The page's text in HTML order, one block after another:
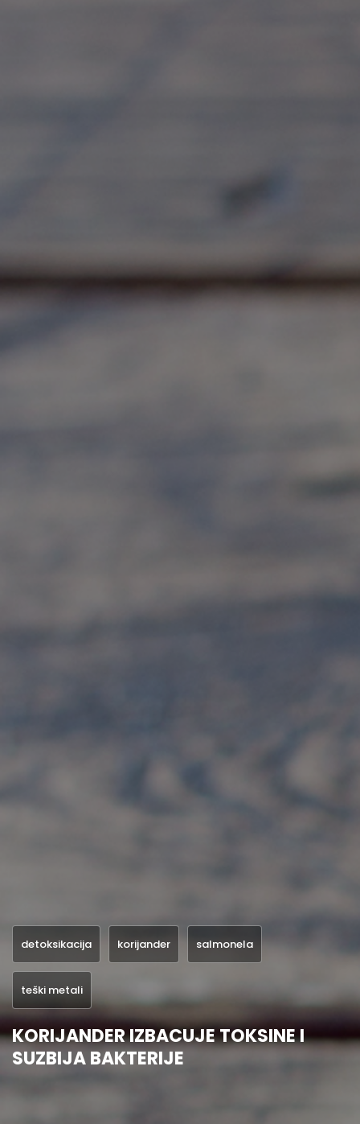
detoksikacija korijander salmonela
teški metali
KORIJANDER IZBACUJE TOKSINE I
SUZBIJA BAKTERIJE